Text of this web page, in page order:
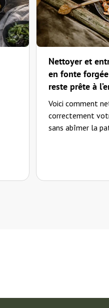
Nettoyer et
en fonte
reste prête à
Voici comment
correctement
sans abîmer la